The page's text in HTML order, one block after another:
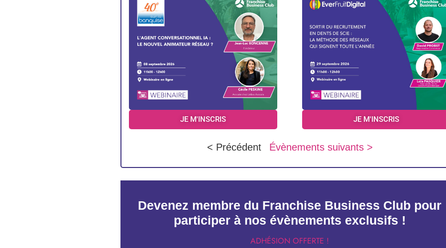
JE M'INSCRIS JE M'INSCRIS
< Précédent Évènements suivants >
Devenez membre du Franchise Business Club pour
participer à nos évènements exclusifs !
ADHÉSION OFFERTE !